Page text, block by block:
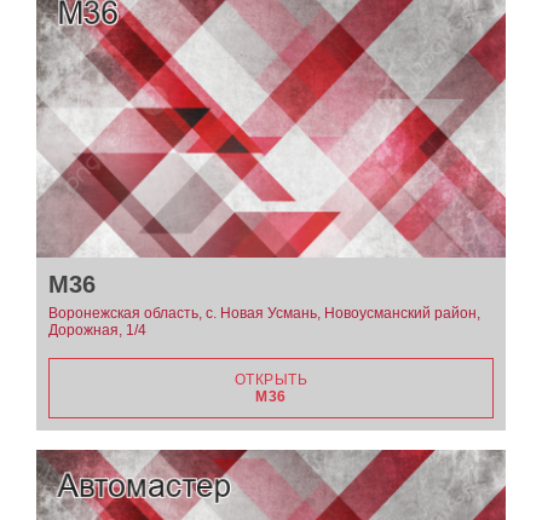
М36
Воронежская область, с. Новая Усмань, Новоусманский район,
Дорожная, 1/4
ОТКРЫТЬ
М36